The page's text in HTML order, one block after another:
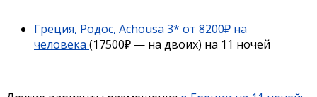
Греция, Родос, Achousa 3* от 8200₽ на
человека (17500₽ — на двоих) на 11 ночей